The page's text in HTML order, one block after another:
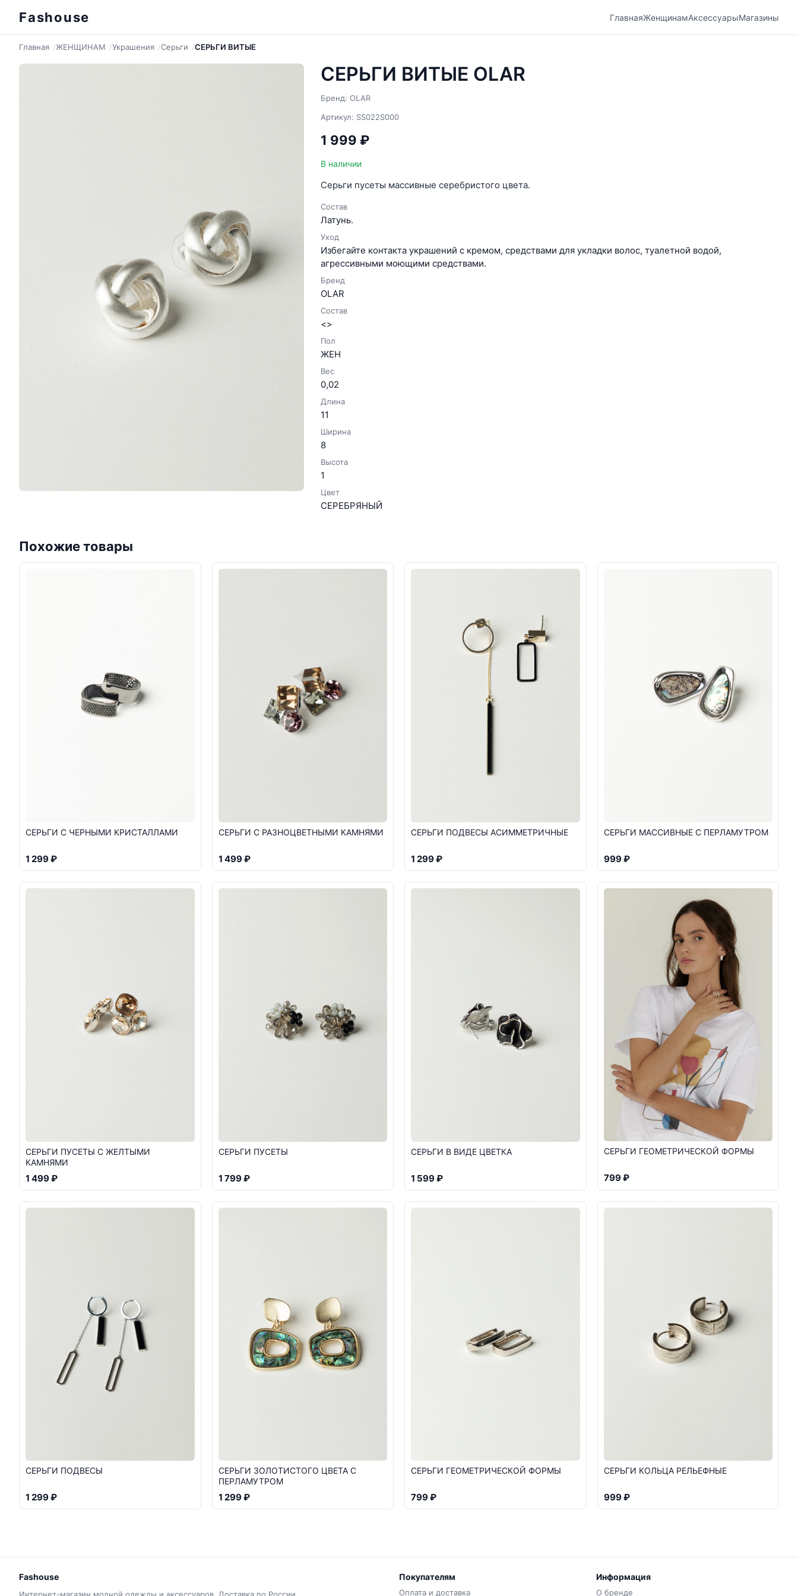
Fashouse ГлавнаяЖенщинамАксессуарыМагазины
Главная ЖЕНЩИНАМ Украшения Серьги СЕРЬГИ ВИТЫЕ
СЕРЬГИ ВИТЫЕ OLAR
Бренд: OLAR
Артикул: SS022S000
1 999 ₽
В наличии
Серьги пусеты массивные серебристого цвета.
Состав
Латунь.
Уход
Избегайте контакта украшений с кремом, средствами для укладки волос, туалетной водой,
агрессивными моющими средствами.
Бренд
OLAR
Состав
<>
Пол
ЖЕН
Вес
0,02
Длина
11
Ширина
8
Высота
1
Цвет
СЕРЕБРЯНЫЙ
Похожие товары
СЕРЬГИ С ЧЕРНЫМИ КРИСТАЛЛАМИ
1 299 ₽
СЕРЬГИ С РАЗНОЦВЕТНЫМИ КАМНЯМИ
1 499 ₽
СЕРЬГИ ПОДВЕСЫ АСИММЕТРИЧНЫЕ
1 299 ₽
СЕРЬГИ МАССИВНЫЕ С ПЕРЛАМУТРОМ
999 ₽
СЕРЬГИ ПУСЕТЫ С ЖЕЛТЫМИ
КАМНЯМИ
1 499 ₽
СЕРЬГИ ПУСЕТЫ
1 799 ₽
СЕРЬГИ В ВИДЕ ЦВЕТКА
1 599 ₽
СЕРЬГИ ГЕОМЕТРИЧЕСКОЙ ФОРМЫ
799 ₽
СЕРЬГИ ПОДВЕСЫ
1 299 ₽
СЕРЬГИ ЗОЛОТИСТОГО ЦВЕТА С
ПЕРЛАМУТРОМ
1 299 ₽
СЕРЬГИ ГЕОМЕТРИЧЕСКОЙ ФОРМЫ
799 ₽
СЕРЬГИ КОЛЬЦА РЕЛЬЕФНЫЕ
999 ₽
Fashouse Покупателям
Оплата и доставка
Информация
О бренде